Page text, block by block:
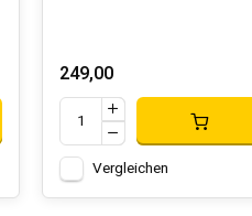
249,00
Vergleichen